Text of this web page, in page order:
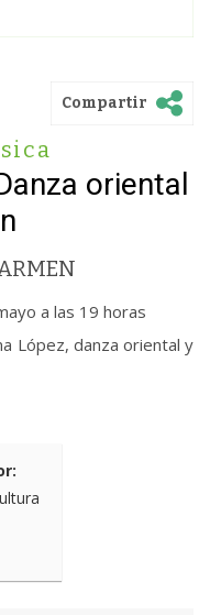
Compartir
oriental
a las 19 horas
López, danza oriental y